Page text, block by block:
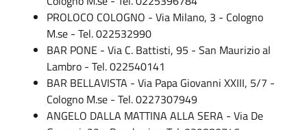
PROLOCO COLOGNO - Via Milano, 3 - Cologno
M.se - Tel. 022532990
BAR PONE - Via C. Battisti, 95 - San Maurizio al
Lambro - Tel. 022540141
BAR BELLAVISTA - Via Papa Giovanni XXIII, 5/7 -
Cologno M.se - Tel. 0227307949
ANGELO DALLA MATTINA ALLA SERA - Via De